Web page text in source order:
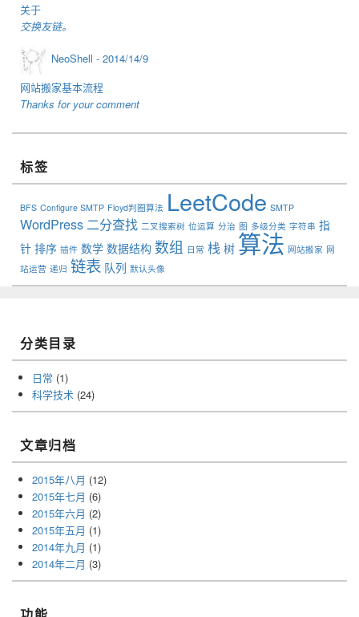
关于
交换友链。
NeoShell - 2014/14/9
网站搬家基本流程
Thanks for your comment
标签
BFS Configure SMTP Floyd判圈算法 LeetCode SMTP
WordPress 二分查找 二叉搜索树 位运算 分治 图 多级分类 字符串 指
针 排序 插件 数学 数据结构 数组 日常 栈 树 算法 网站搬家 网
站运营 递归 链表 队列 默认头像
分类目录
日常 (1)
科学技术 (24)
文章归档
2015年八月 (12)
2015年七月 (6)
2015年六月 (2)
2015年五月 (1)
2014年九月 (1)
2014年二月 (3)